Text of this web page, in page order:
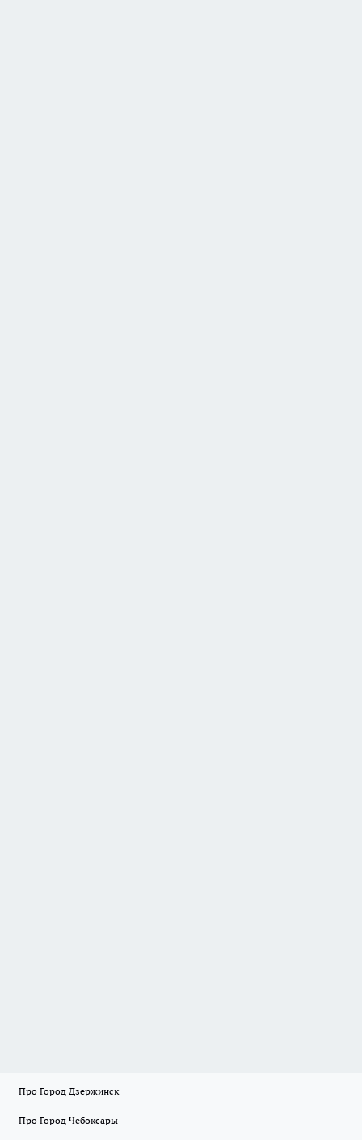
Про Город Дзержинск
Про Город Чебоксары